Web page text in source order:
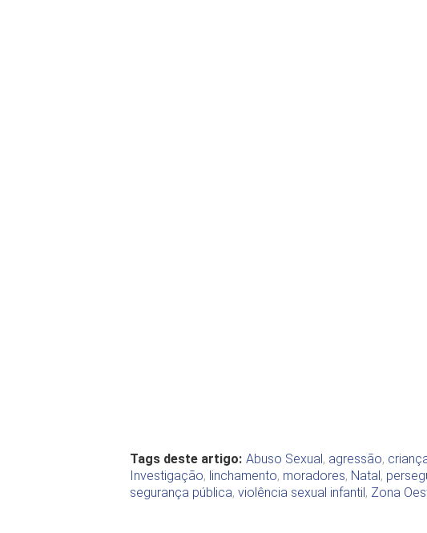
Tags deste artigo: Abuso Sexual, agressão,
Investigação, linchamento, moradores, Natal,
segurança pública, violência sexual infantil, Zona